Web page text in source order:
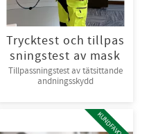
Trycktest och tillpas
sningstest av mask
Tillpassningstest av tätsittande
andningsskydd